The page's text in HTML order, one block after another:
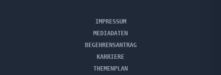
IMPRESSUM
MEDIADATEN
BEGEHRENSANTRAG
KARRIERE
THEMENPLAN